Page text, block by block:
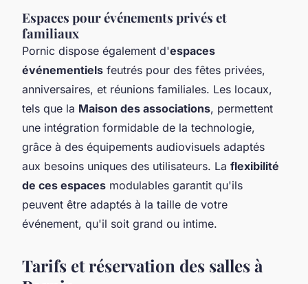
Espaces pour événements privés et
familiaux
Pornic dispose également d'espaces
événementiels feutrés pour des fêtes privées,
anniversaires, et réunions familiales. Les locaux,
tels que la Maison des associations, permettent
une intégration formidable de la technologie,
grâce à des équipements audiovisuels adaptés
aux besoins uniques des utilisateurs. La flexibilité
de ces espaces modulables garantit qu'ils
peuvent être adaptés à la taille de votre
événement, qu'il soit grand ou intime.
Tarifs et réservation des salles à